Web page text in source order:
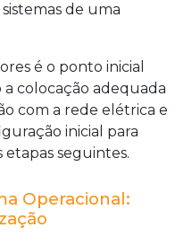
de uma
é o ponto inicial
a colocação adequada
com a rede elétrica e
inicial para
etapas seguintes.
Operacional: